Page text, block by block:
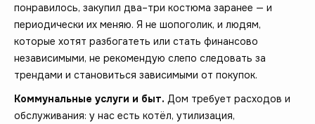
понравилось, закупил два–три костюма заранее — и
периодически их меняю. Я не шопоголик, и людям,
которые хотят разбогатеть или стать финансово
независимыми, не рекомендую слепо следовать за
трендами и становиться зависимыми от покупок.
Коммунальные услуги и быт. Дом требует расходов и
обслуживания: у нас есть котёл, утилизация,